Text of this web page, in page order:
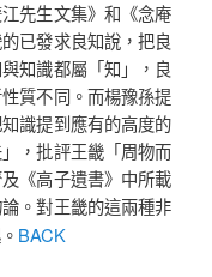
先生文集》和《念庵
已發求良知說，把良
知識都屬「知」，良
質不同。而楊豫孫提
識提到應有的高度的
，批評王畿「周物而
《高子遺書》中所載
。對王畿的這兩種非
BACK